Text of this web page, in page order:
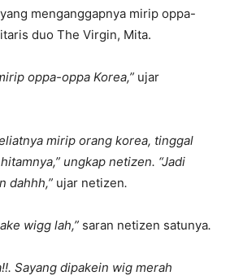
menganggapnya mirip oppa-
duo The Virgin, Mita.
oppa-oppa Korea,” ujar
mirip orang korea, tinggal
ungkap netizen. “Jadi
dahhh,” ujar netizen.
wigg lah,” saran netizen satunya.
Sayang dipakein wig merah